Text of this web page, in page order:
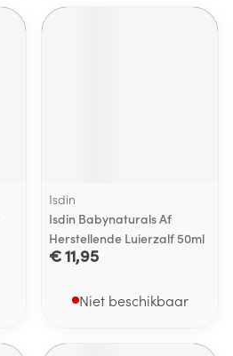
Isdin
Isdin Babynaturals Af
Herstellende Luierzalf 50ml
€ 11,95
Niet beschikbaar